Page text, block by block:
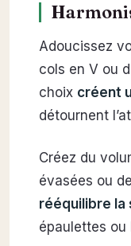
Adoucissez
cols en V ou
choix créent
détournent
Créez du
évasées ou
rééquilibre la
épaulettes